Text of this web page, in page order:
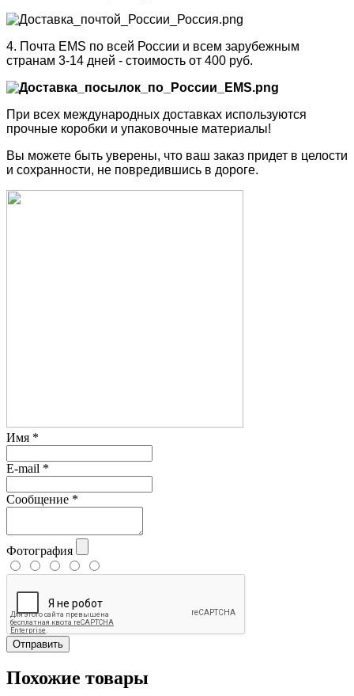
4. Почта EMS по всей России и всем зарубежным
странам 3-14 дней - стоимость от 400 руб.
При всех международных доставках используются
прочные коробки и упаковочные материалы!
Вы можете быть уверены, что ваш заказ придет в целости
и сохранности, не повредившись в дороге.
Имя *
E-mail *
Сообщение *
Фотография
Отправить
Похожие товары